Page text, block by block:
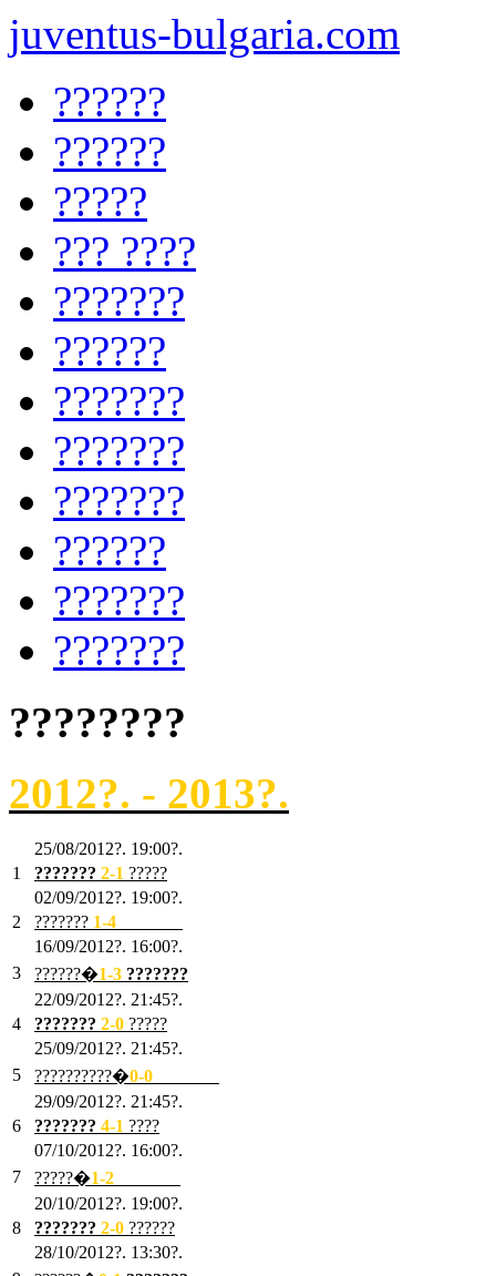
juventus-bulgaria.com
??????
??????
?????
??? ????
???????
??????
???????
???????
???????
??????
???????
???????
????????
2012?. - 2013?.
25/08/2012?. 19:00?.
1
??????? 2-1 ?????
02/09/2012?. 19:00?.
2
??????? 1-4
16/09/2012?. 16:00?.
3
??????�1-3 ???????
22/09/2012?. 21:45?.
4
??????? 2-0 ?????
25/09/2012?. 21:45?.
5
??????????�0-0
29/09/2012?. 21:45?.
6
??????? 4-1 ????
07/10/2012?. 16:00?.
7
?????�1-2
20/10/2012?. 19:00?.
8
??????? 2-0 ??????
28/10/2012?. 13:30?.